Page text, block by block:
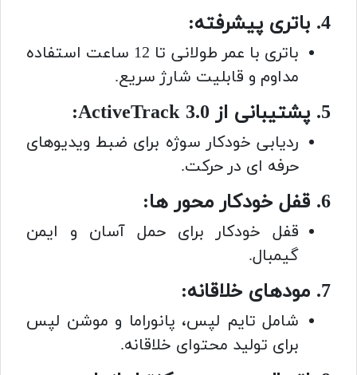
4. باتری پیشرفته:
باتری با عمر طولانی تا 12 ساعت استفاده
مداوم و قابلیت شارژ سریع.
5. پشتیبانی از ActiveTrack 3.0:
ردیابی خودکار سوژه برای ضبط ویدیوهای
حرفه ای در حرکت.
6. قفل خودکار محور ها:
قفل خودکار برای حمل آسان و ایمن
گیمبال.
7. مودهای خلاقانه:
شامل تایم لپس، پانوراما و موشن لپس
برای تولید محتوای خلاقانه.